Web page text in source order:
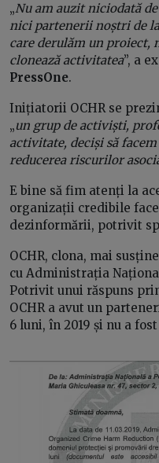
„Nu am auzit niciodată
nici partenerii noștri de
care derulăm un proiect,
clonează activitatea”, a
PressOne.
Inițiatorii OCHR se
„un grup de activiști,
activitate, deciși să
reducerea riscurilor
E bine să fim atenți la
organizații credibile
dezinformării, potrivit
OCHR, clona, mai
cu Administrația
Potrivit unui răspuns
OCHR a avut un
6 luni, în 2019 și nu a